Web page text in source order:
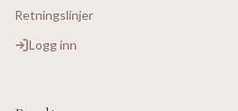
Retningslinjer
Logg inn